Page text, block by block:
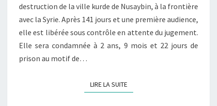
destruction de la ville kurde de Nusaybin, à la frontière
avec la Syrie. Après 141 jours et une première audience,
elle est libérée sous contrôle en attente du jugement.
Elle sera condamnée à 2 ans, 9 mois et 22 jours de
prison au motif de…
LIRE LA SUITELIRE LA SUITE